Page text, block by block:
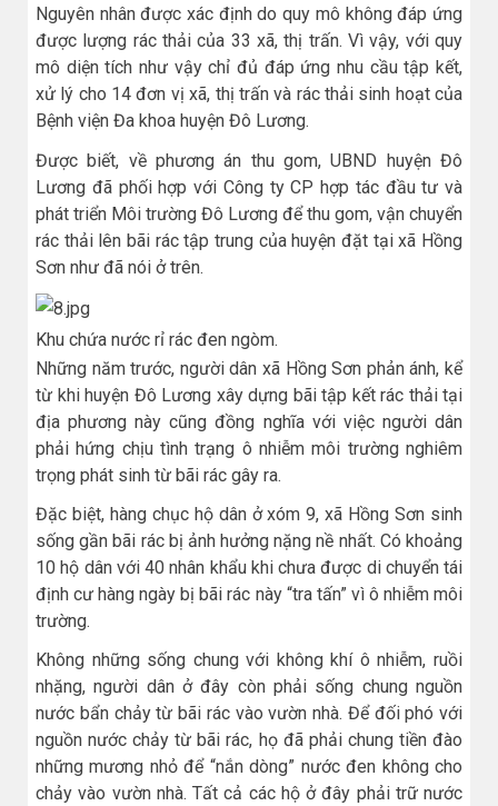
Nguyên nhân được xác định do quy mô không đáp ứng
được lượng rác thải của 33 xã, thị trấn. Vì vậy, với quy
mô diện tích như vậy chỉ đủ đáp ứng nhu cầu tập kết,
xử lý cho 14 đơn vị xã, thị trấn và rác thải sinh hoạt của
Bệnh viện Đa khoa huyện Đô Lương.
Được biết, về phương án thu gom, UBND huyện Đô
Lương đã phối hợp với Công ty CP hợp tác đầu tư và
phát triển Môi trường Đô Lương để thu gom, vận chuyển
rác thải lên bãi rác tập trung của huyện đặt tại xã Hồng
Sơn như đã nói ở trên.
Khu chứa nước rỉ rác đen ngòm.
Những năm trước, người dân xã Hồng Sơn phản ánh, kể
từ khi huyện Đô Lương xây dựng bãi tập kết rác thải tại
địa phương này cũng đồng nghĩa với việc người dân
phải hứng chịu tình trạng ô nhiễm môi trường nghiêm
trọng phát sinh từ bãi rác gây ra.
Đặc biệt, hàng chục hộ dân ở xóm 9, xã Hồng Sơn sinh
sống gần bãi rác bị ảnh hưởng nặng nề nhất. Có khoảng
10 hộ dân với 40 nhân khẩu khi chưa được di chuyển tái
định cư hàng ngày bị bãi rác này “tra tấn” vì ô nhiễm môi
trường.
Không những sống chung với không khí ô nhiễm, ruồi
nhặng, người dân ở đây còn phải sống chung nguồn
nước bẩn chảy từ bãi rác vào vườn nhà. Để đối phó với
nguồn nước chảy từ bãi rác, họ đã phải chung tiền đào
những mương nhỏ để “nắn dòng” nước đen không cho
chảy vào vườn nhà. Tất cả các hộ ở đây phải trữ nước